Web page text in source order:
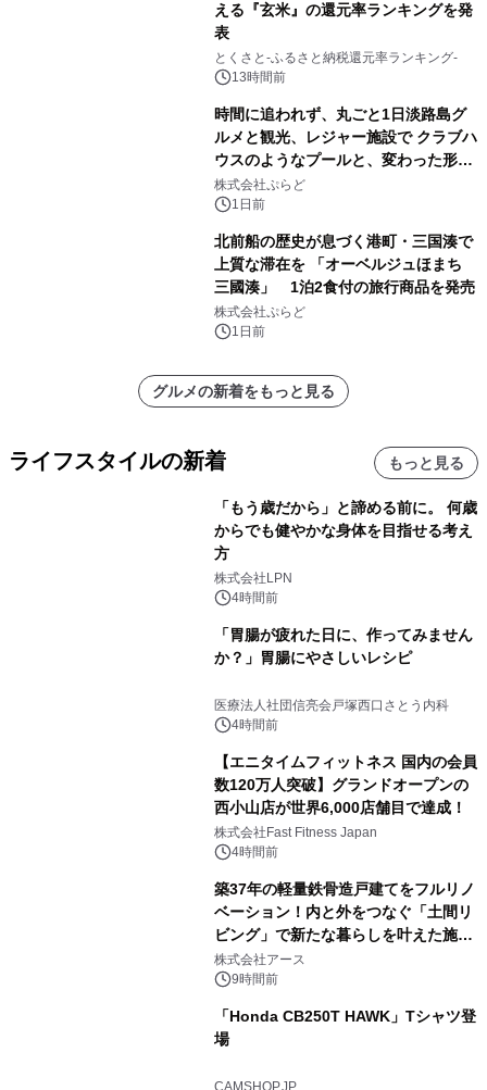
える『玄米』の還元率ランキングを発
表
とくさと-ふるさと納税還元率ランキング-
13時間前
時間に追われず、丸ごと1日淡路島グ
ルメと観光、レジャー施設で クラブハ
ウスのようなプールと、変わった形の
サウナも 「THE BOXY AWAJI」のお
得な素泊まり連泊プランで
株式会社ぷらど
1日前
北前船の歴史が息づく港町・三国湊で
上質な滞在を 「オーベルジュほまち
三國湊」 1泊2食付の旅行商品を発売
株式会社ぷらど
1日前
グルメの新着をもっと見る
ライフスタイルの新着 もっと見る
「もう歳だから」と諦める前に。 何歳
からでも健やかな身体を目指せる考え
方
株式会社LPN
4時間前
「胃腸が疲れた日に、作ってみません
か？」胃腸にやさしいレシピ
医療法人社団信亮会戸塚西口さとう内科
4時間前
【エニタイムフィットネス 国内の会員
数120万人突破】グランドオープンの
西小山店が世界6,000店舗目で達成！
株式会社Fast Fitness Japan
4時間前
築37年の軽量鉄骨造戸建てをフルリノ
ベーション！内と外をつなぐ「土間リ
ビング」で新たな暮らしを叶えた施工
事例を株式会社アースが公開
株式会社アース
9時間前
「Honda CB250T HAWK」Tシャツ登
場
CAMSHOP.JP